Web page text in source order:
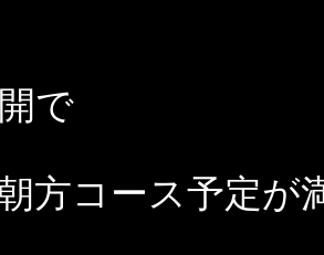
で
方コース予定が